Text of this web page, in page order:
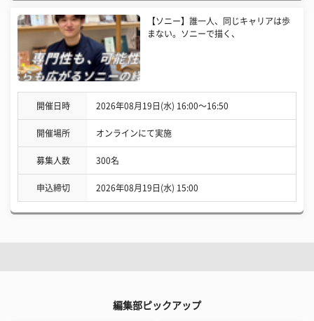
【ソニー】誰一人、同じキャリアは歩
まない。ソニーで描く、
開催日時 2026年08月19日(水) 16:00〜16:50
開催場所 オンラインにて実施
募集人数 300名
申込締切 2026年08月19日(水) 15:00
編集部ピックアップ